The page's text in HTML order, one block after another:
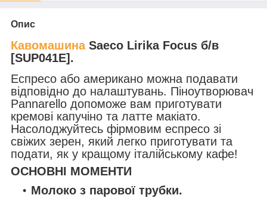
Опис
КавомашинаSaeco Lirika Focus б/в
[SUP041E].
Еспресо або американо можна подавати
відповідно до налаштувань. Піноутворювач
Pannarello допоможе вам приготувати
кремові капучіно та латте макіато.
Насолоджуйтесь фірмовим еспресо зі
свіжих зерен, який легко приготувати та
подати, як у кращому італійському кафе!
ОСНОВНІ МОМЕНТИ
Молоко з парової трубки.